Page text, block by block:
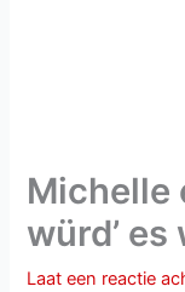
Michelle
würd’
Laat een reactie